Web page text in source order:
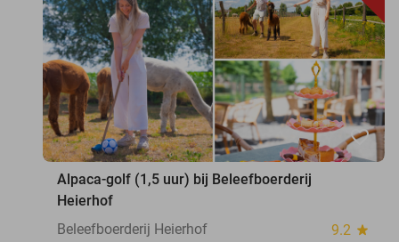
favorite_border
Alpaca-golf (1,5 uur) bij Beleefboerderij
Heierhof
Beleefboerderij Heierhof
9.2 star